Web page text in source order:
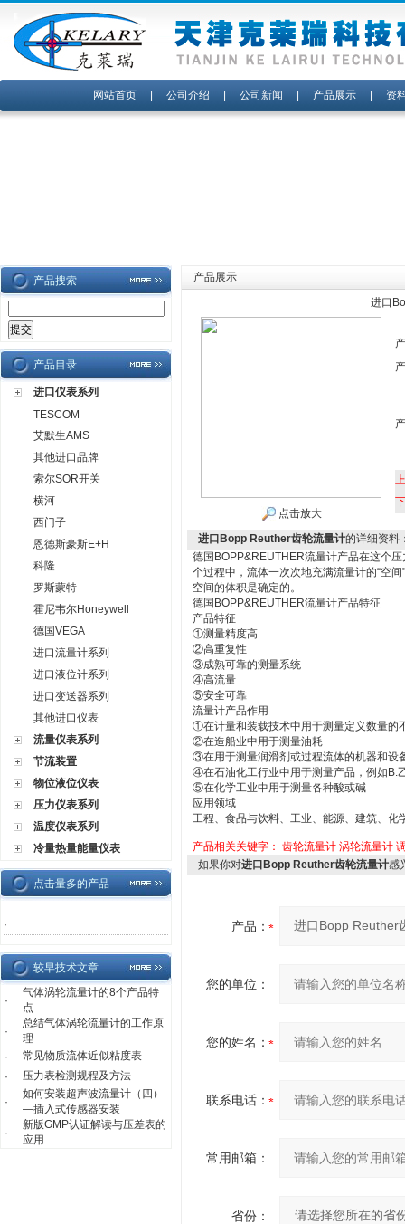
网站首页| 公司介绍 公司新闻 产品展示| 资
产品搜索
产品目录
进口仪表系列
TESCOM
艾默生AMS
其他进口品牌
索尔SOR开关
横河
西门子
恩德斯豪斯E+H
科隆
罗斯蒙特
霍尼韦尔Honeywell
德国VEGA
进口流量计系列
进口液位计系列
进口变送器系列
其他进口仪表
流量仪表系列
节流装置
物位液位仪表
压力仪表系列
温度仪表系列
冷量热量能量仪表
点击量多的产品
·
较早技术文章
·
气体涡轮流量计的8个产品特
点
·
总结气体涡轮流量计的工作原
理
·
常见物质流体近似粘度表
·
压力表检测规程及方法
·
如何安装超声波流量计（四）
—插入式传感器安装
·
新版GMP认证解读与压差表的
应用
产品展示
进口
点击放大
进口Bopp Reuther齿轮流量计的详细资料
德国BOPP&REUTHER流量计产品在这个
个过程中，流体一次次地充满流量计的“空
空间的体积是确定的。
德国BOPP&REUTHER流量计产品特征
产品特征
①测量精度高
②高重复性
③成熟可靠的测量系统
④高流量
⑤安全可靠
流量计产品作用
①在计量和装载技术中用于测量定义数量的
②在造船业中用于测量油耗
③在用于测量润滑剂或过程流体的机器和设
④在石油化工行业中用于测量产品，例如B.
⑤在化学工业中用于测量各种酸或碱
应用领域
工程、食品与饮料、工业、能源、建筑、化
产品相关关键字： 齿轮流量计 涡轮流量计
如果你对进口Bopp Reuther齿轮流量计感
产品：
您的单位：
您的姓名：
联系电话：
常用邮箱：
省份：